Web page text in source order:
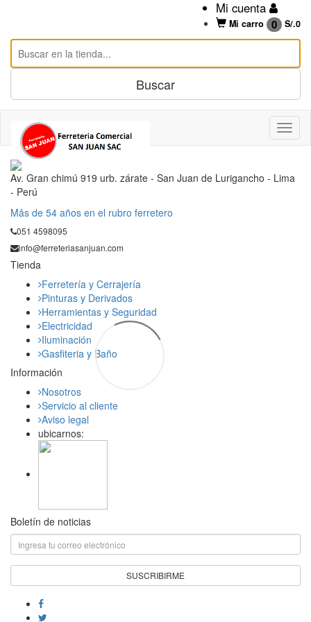
Mi cuenta
Mi carro 0 S/.0
Av. Gran chimú 919 urb. zárate - San Juan de Lurigancho - Lima
- Perú
Mås de 54 años en el rubro ferretero
051 4598095
info@ferreteriasanjuan.com
Tienda
Ferretería y Cerrajería
Pinturas y Derivados
Herramientas y Seguridad
Electricidad
Iluminación
Gasfiteria y Baño
Información
Nosotros
Servicio al cliente
Aviso legal
ubicarnos:
Boletín de noticias